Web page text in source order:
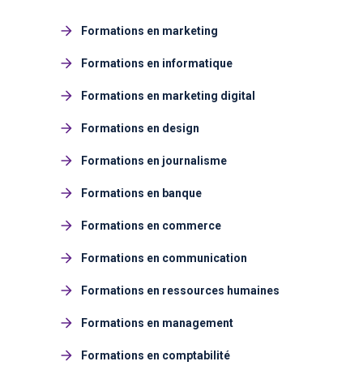
Formations en marketing
Formations en informatique
Formations en marketing digital
Formations en design
Formations en journalisme
Formations en banque
Formations en commerce
Formations en communication
Formations en ressources humaines
Formations en management
Formations en comptabilité